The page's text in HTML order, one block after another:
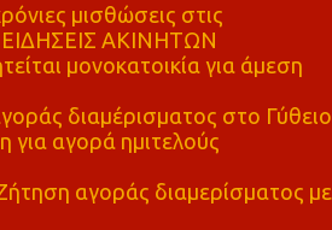
μισθώσεις στις
ΕΙΔΗΣΕΙΣ ΑΚΙΝΗΤΩΝ
μονοκατοικία για άμεση
διαμέρισματος στο Γύθειο
για αγορά ημιτελούς
αγοράς διαμερίσματος με